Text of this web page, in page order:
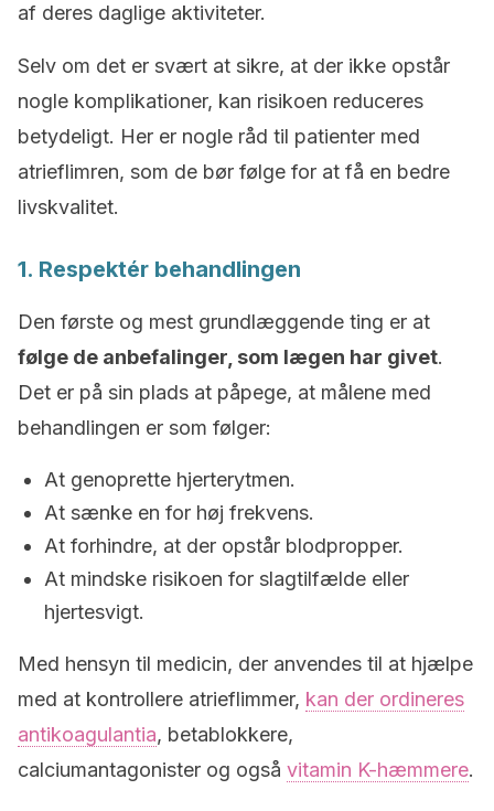
af deres daglige aktiviteter.
Selv om det er svært at sikre, at der ikke opstår
nogle komplikationer, kan risikoen reduceres
betydeligt. Her er nogle råd til patienter med
atrieflimren, som de bør følge for at få en bedre
livskvalitet.
1. Respektér behandlingen
Den første og mest grundlæggende ting er at
følge de anbefalinger, som lægen har givet.
Det er på sin plads at påpege, at målene med
behandlingen er som følger:
At genoprette hjerterytmen.
At sænke en for høj frekvens.
At forhindre, at der opstår blodpropper.
At mindske risikoen for slagtilfælde eller
hjertesvigt.
Med hensyn til medicin, der anvendes til at hjælpe
med at kontrollere atrieflimmer, kan der ordineres
antikoagulantia, betablokkere,
calciumantagonister og også vitamin K-hæmmere.